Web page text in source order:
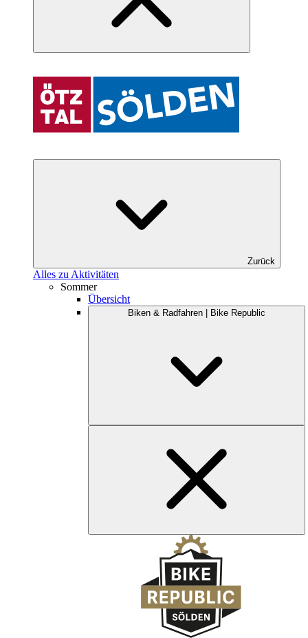
Zurück
Alles zu Aktivitäten
Sommer
Übersicht
Biken & Radfahren | Bike Republic